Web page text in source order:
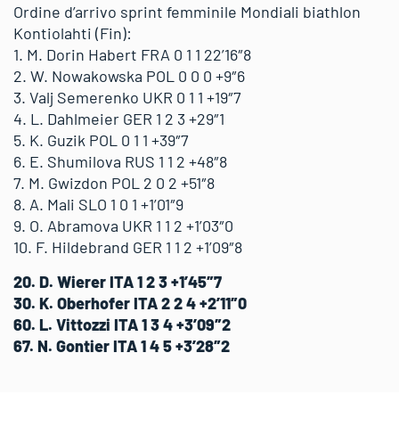
Ordine d’arrivo sprint femminile Mondiali biathlon
Kontiolahti (Fin):
1. M. Dorin Habert FRA 0 1 1 22’16″8
2. W. Nowakowska POL 0 0 0 +9″6
3. Valj Semerenko UKR 0 1 1 +19″7
4. L. Dahlmeier GER 1 2 3 +29″1
5. K. Guzik POL 0 1 1 +39″7
6. E. Shumilova RUS 1 1 2 +48″8
7. M. Gwizdon POL 2 0 2 +51″8
8. A. Mali SLO 1 0 1 +1’01″9
9. O. Abramova UKR 1 1 2 +1’03″0
10. F. Hildebrand GER 1 1 2 +1’09″8
20. D. Wierer ITA 1 2 3 +1’45″7
30. K. Oberhofer ITA 2 2 4 +2’11″0
60. L. Vittozzi ITA 1 3 4 +3’09″2
67. N. Gontier ITA 1 4 5 +3’28″2